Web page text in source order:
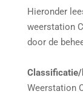
Hieronder
weerstation
door de
Weerstation